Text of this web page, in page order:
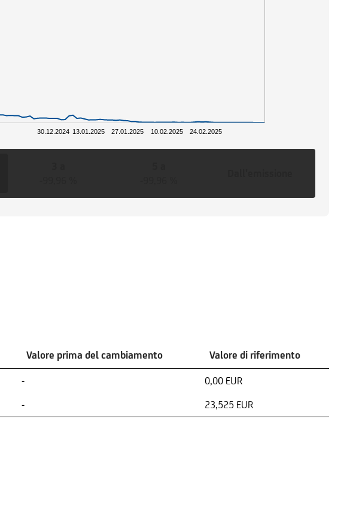
30.12.2024 13.01.2025 27.01.2025 10.02.2025 24.02.2025
Valore prima del cambiamento Valore di riferimento
-
0,00 EUR
- 23,525 EUR